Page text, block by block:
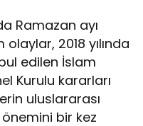
Ramazan ayı
2018 yılında
edilen İslam
Kurulu kararları
uluslararası
önemini bir kez